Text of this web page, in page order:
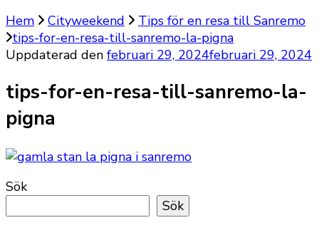
Hem
Cityweekend
Tips för en resa till Sanremo
tips-for-en-resa-till-sanremo-la-pigna
Uppdaterad den februari 29, 2024februari 29, 2024
tips-for-en-resa-till-sanremo-la-
pigna
Sök
Sök